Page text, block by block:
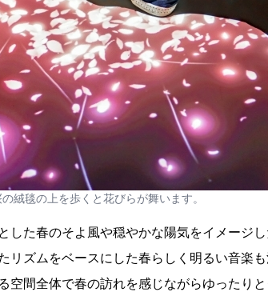
絨毯の上を歩くと花びらが舞います。
した春のそよ風や穏やかな陽気をイメージ
リズムをベースにした春らしく明るい音楽
空間全体で春の訪れを感じながらゆったり